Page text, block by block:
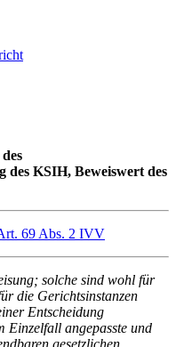
des KSIH, Beweiswert des
69 Abs. 2 IVV
solche sind wohl für
die Gerichtsinstanzen
Entscheidung
Einzelfall angepasste und